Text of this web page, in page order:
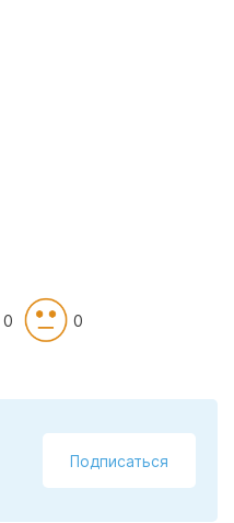
0 0
Подписаться